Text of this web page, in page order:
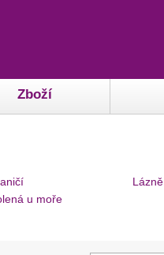
Zboží
u moře
Lázně